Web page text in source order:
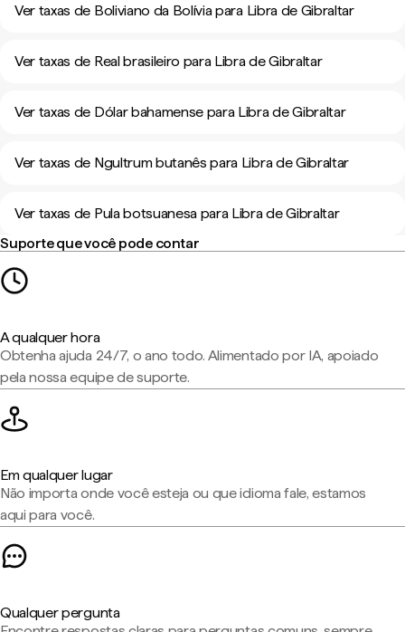
Ver taxas de Boliviano da Bolívia para Libra de Gibraltar
Ver taxas de Real brasileiro para Libra de Gibraltar
Ver taxas de Dólar bahamense para Libra de Gibraltar
Ver taxas de Ngultrum butanês para Libra de Gibraltar
Ver taxas de Pula botsuanesa para Libra de Gibraltar
Suporte que você pode contar
A qualquer hora
Obtenha ajuda 24/7, o ano todo. Alimentado por IA, apoiado
pela nossa equipe de suporte.
Em qualquer lugar
Não importa onde você esteja ou que idioma fale, estamos
aqui para você.
Qualquer pergunta